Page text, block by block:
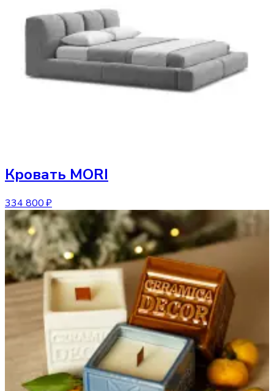
Кровать MORI
334 800 ₽